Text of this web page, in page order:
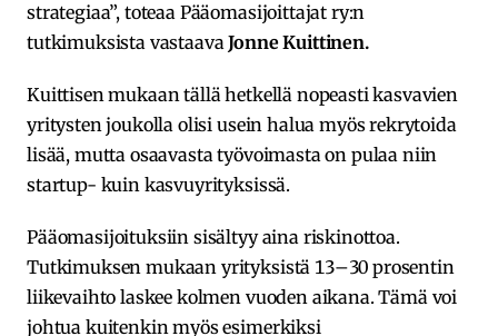
strategiaa”, toteaa Pääomasijoittajat ry:n
tutkimuksista vastaavaJonne Kuittinen.
Kuittisen mukaan tällä hetkellä nopeasti kasvavien
yritysten joukolla olisi usein halua myös rekrytoida
lisää, mutta osaavasta työvoimasta on pulaa niin
startup- kuin kasvuyrityksissä.
Pääomasijoituksiin sisältyy aina riskinottoa.
Tutkimuksen mukaan yrityksistä 13–30 prosentin
liikevaihto laskee kolmen vuoden aikana. Tämä voi
johtua kuitenkin myös esimerkiksi